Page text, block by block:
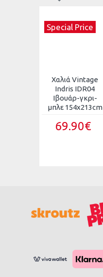
Special Price
Χαλιά Vintage
Indris IDR04
Ιβουάρ-γκρι-
μπλε 154x213cm
69.90€